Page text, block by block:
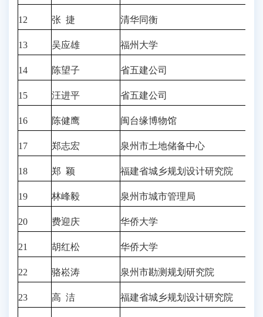
12 张 捷 清华同衡
13 吴应雄 福州大学
14 陈望子 省五建公司
15 汪进平 省五建公司
16 陈健鹰 闽台缘博物馆
17 郑志宏 泉州市土地储备中心
18 郑 颖 福建省城乡规划设计研究院
19 林峰毅 泉州市城市管理局
20 费迎庆 华侨大学
21 胡红松 华侨大学
22 骆崧涛 泉州市勘测规划研究院
23 高 洁 福建省城乡规划设计研究院